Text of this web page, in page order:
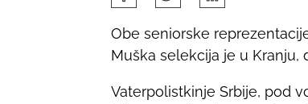
a
r
Obe seniorske
Muška selekcija je u
Vaterpolistkinje Srbije, pod